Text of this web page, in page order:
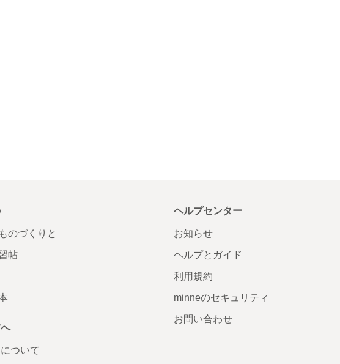
のづくりと
帖
ついて
ヘルプセンター
お知らせ
ヘルプとガイド
利用規約
minneのセキュリティ
お問い合わせ